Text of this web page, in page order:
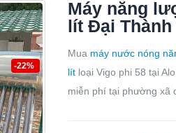
-22%
Máy năng
lít Đại Thành
Mua máy nước nóng
lítloại Vigo phi 58 tại
miễn phí tại phường xã